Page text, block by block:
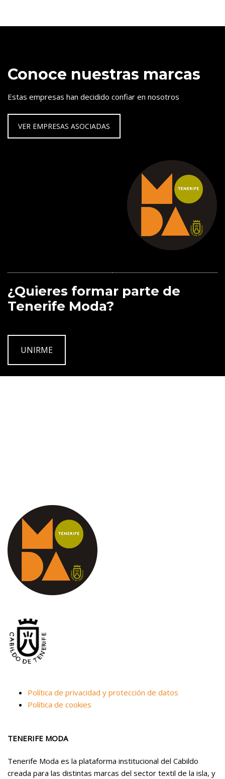
Conoce nuestras marcas
Estas empresas han decidido confiar en nosotros
VER EMPRESAS ASOCIADAS
¿Quieres formar parte de
Tenerife Moda?
UNIRME
Política de privacidad y protección de datos
Política de cookies
TENERIFE MODA
Tenerife Moda es la plataforma institucional del Cabildo
creada para las distintas marcas del sector textil de la isla, y